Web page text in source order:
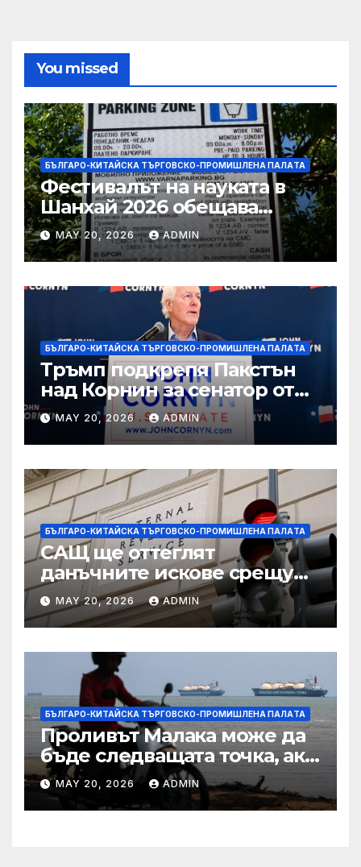
You missed
БЪЛГАРО-КИТАЙСКА ТЪРГОВСКО-ПРОМИШЛЕНА ПАЛAТА
Фестивалът на науката в
Шанхай 2026 обещава
вълнуващи научно-
технологични иновации
MAY 20, 2026 ADMIN
БЪЛГАРО-КИТАЙСКА ТЪРГОВСКО-ПРОМИШЛЕНА ПАЛAТА
Тръмп подкрепя Пакстън
над Корнин за сенатор от
Тексас в шокираща
подкрепа
MAY 20, 2026 ADMIN
БЪЛГАРО-КИТАЙСКА ТЪРГОВСКО-ПРОМИШЛЕНА ПАЛAТА
САЩ ще оттеглят
данъчните искове срещу
Тръмп „завинаги“ в
сделката за съдебно дело с
IRS
MAY 20, 2026 ADMIN
БЪЛГАРО-КИТАЙСКА ТЪРГОВСКО-ПРОМИШЛЕНА ПАЛAТА
Проливът Малака може да
бъде следващата точка, ако
Азия не внимава
MAY 20, 2026 ADMIN